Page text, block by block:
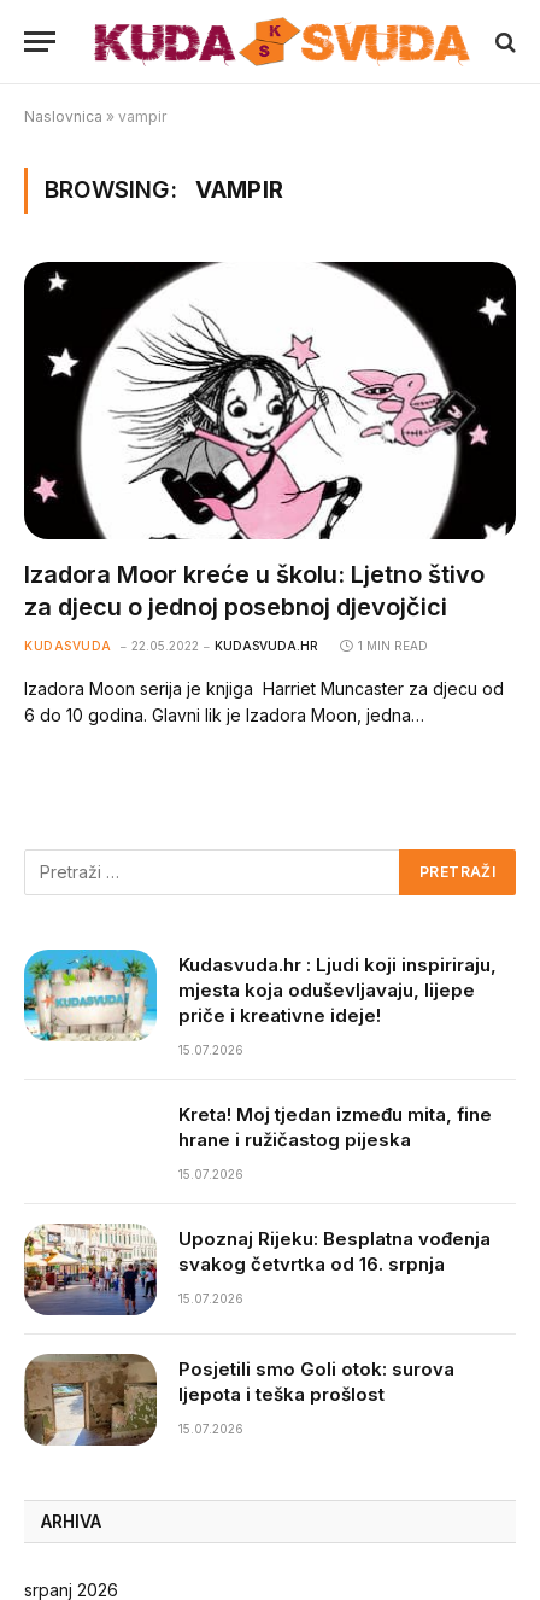
Naslovnica » vampir
BROWSING: VAMPIR
Izadora Moor kreće u školu: Ljetno štivo
za djecu o jednoj posebnoj djevojčici
KUDASVUDA 22.05.2022 KUDASVUDA.HR 1 MIN READ
Izadora Moon serija je knjiga Harriet Muncaster za djecu od
6 do 10 godina. Glavni lik je Izadora Moon, jedna…
Kudasvuda.hr : Ljudi koji inspiriraju,
mjesta koja oduševljavaju, lijepe
priče i kreativne ideje!
15.07.2026
Kreta! Moj tjedan između mita, fine
hrane i ružičastog pijeska
15.07.2026
Upoznaj Rijeku: Besplatna vođenja
svakog četvrtka od 16. srpnja
15.07.2026
Posjetili smo Goli otok: surova
ljepota i teška prošlost
15.07.2026
ARHIVA
srpanj 2026